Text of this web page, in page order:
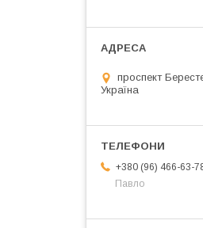
проспект
Україна
+380 (96) 466-63-
Павло